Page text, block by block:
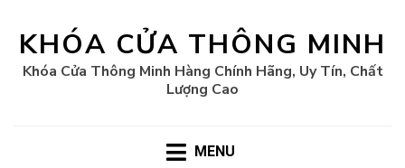
KHÓA CỬA THÔNG MINH
Khóa Cửa Thông Minh Hàng Chính Hãng, Uy Tín, Chất
Lượng Cao
MENU